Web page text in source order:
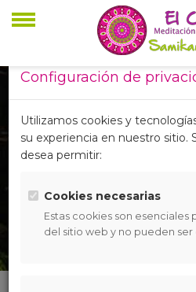
El
Actividades y
Configuración de
Utilizamos cookies y
su experiencia en nuestro sitio.
desea permitir:
Cookies necesarias
Estas cookies son esenciales
del sitio web y no pueden ser